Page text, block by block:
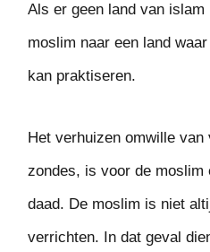
Als er geen land van
moslim naar een land
kan praktiseren.
Het verhuizen omwille
zondes, is voor de moslim
daad. De moslim is niet
verrichten. In dat geval